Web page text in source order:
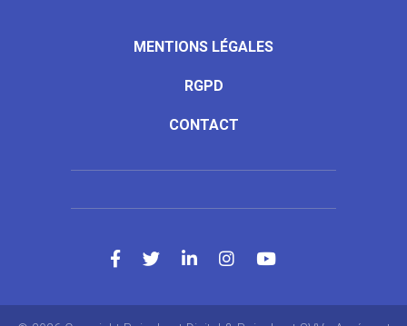
MENTIONS LÉGALES
RGPD
CONTACT